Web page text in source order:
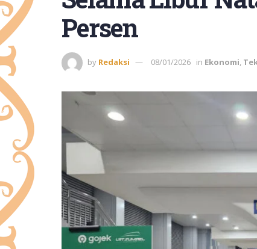
Persen
by Redaksi 08/01/2026 in Ekonomi,